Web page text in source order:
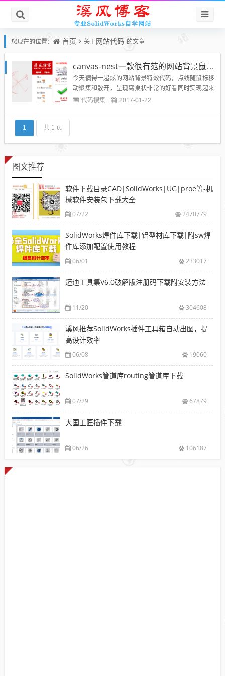
您现在的位置： 首页 关于网站代码 的文章
canvas-nest一款很有范的网站背景鼠标点线窝巢特效
今天偶得一超炫的网站背景特效代码，点线随鼠标移
动聚集和散开，呈现窝巢状非常的好看同时实现起来
有非常的简单，在这里分享收藏供博友及自己后续开
代码搜集 2017-01-22
1 共 1 页
图文推荐
软件下载目录CAD|SolidWorks|UG|proe等-机
械软件安装包下载大全
07/22 2470779
SolidWorks焊件库下载|铝型材库下载|附sw焊
件库添加配置使用教程
06/01 233017
迈迪工具集V6.0破解版注册码下载附安装方法
11/20 304608
溪风推荐SolidWorks插件工具箱自动出图，提
高设计效率
06/08 19060
SolidWorks管道库routing管道库下载
07/29 67879
大国工匠插件下载
06/26 106187